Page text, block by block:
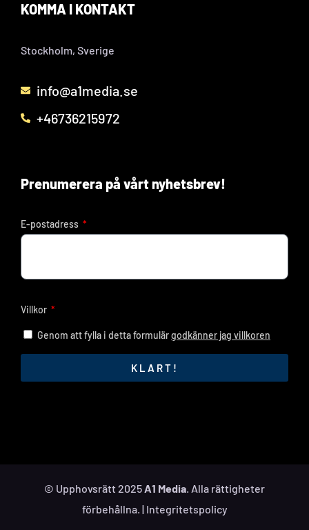
KOMMA I KONTAKT
Stockholm, Sverige
info@a1media.se
+46736215972
Prenumerera på vårt nyhetsbrev!
E-postadress
Villkor
Genom att fylla i detta formulärgodkänner jag villkoren
KLART!
© Upphovsrätt 2025A1 Media. Alla rättigheter
förbehållna. | Integritetspolicy